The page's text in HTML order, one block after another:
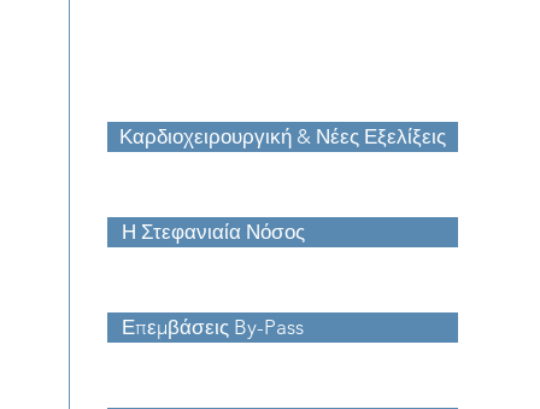
Καρδιοχειρουργική & Νέες Εξελίξεις
Η Στεφανιαία Νόσος
Επεμβάσεις By-Pass